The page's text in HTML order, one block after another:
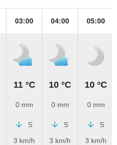
03:00
11 °C
0 mm
S
3 km/h
04:00
10 °C
0 mm
S
3 km/h
05:00
10 °C
0 mm
S
3 km/h